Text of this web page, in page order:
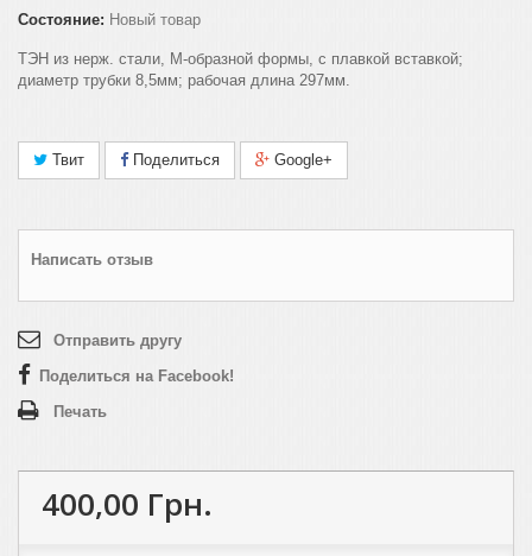
Состояние: Новый товар
ТЭН из нерж. стали, М-образной формы, с плавкой вставкой;
диаметр трубки 8,5мм; рабочая длина 297мм.
Твит Поделиться Google+
Написать отзыв
Отправить другу
Поделиться на Facebook!
Печать
400,00 Грн.